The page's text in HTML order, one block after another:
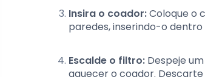
Insira o coador:Coloque o
paredes, inserindo-o dentro
Escalde o filtro: Despeje
aquecer o coador.